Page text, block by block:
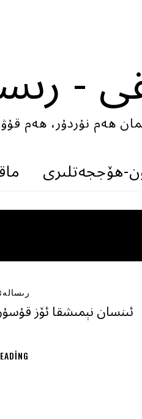
-
ھەم نۇردۇر، ھەم
ھۆججەتلىرى
ئىنسان نېمىشقا ئۆز